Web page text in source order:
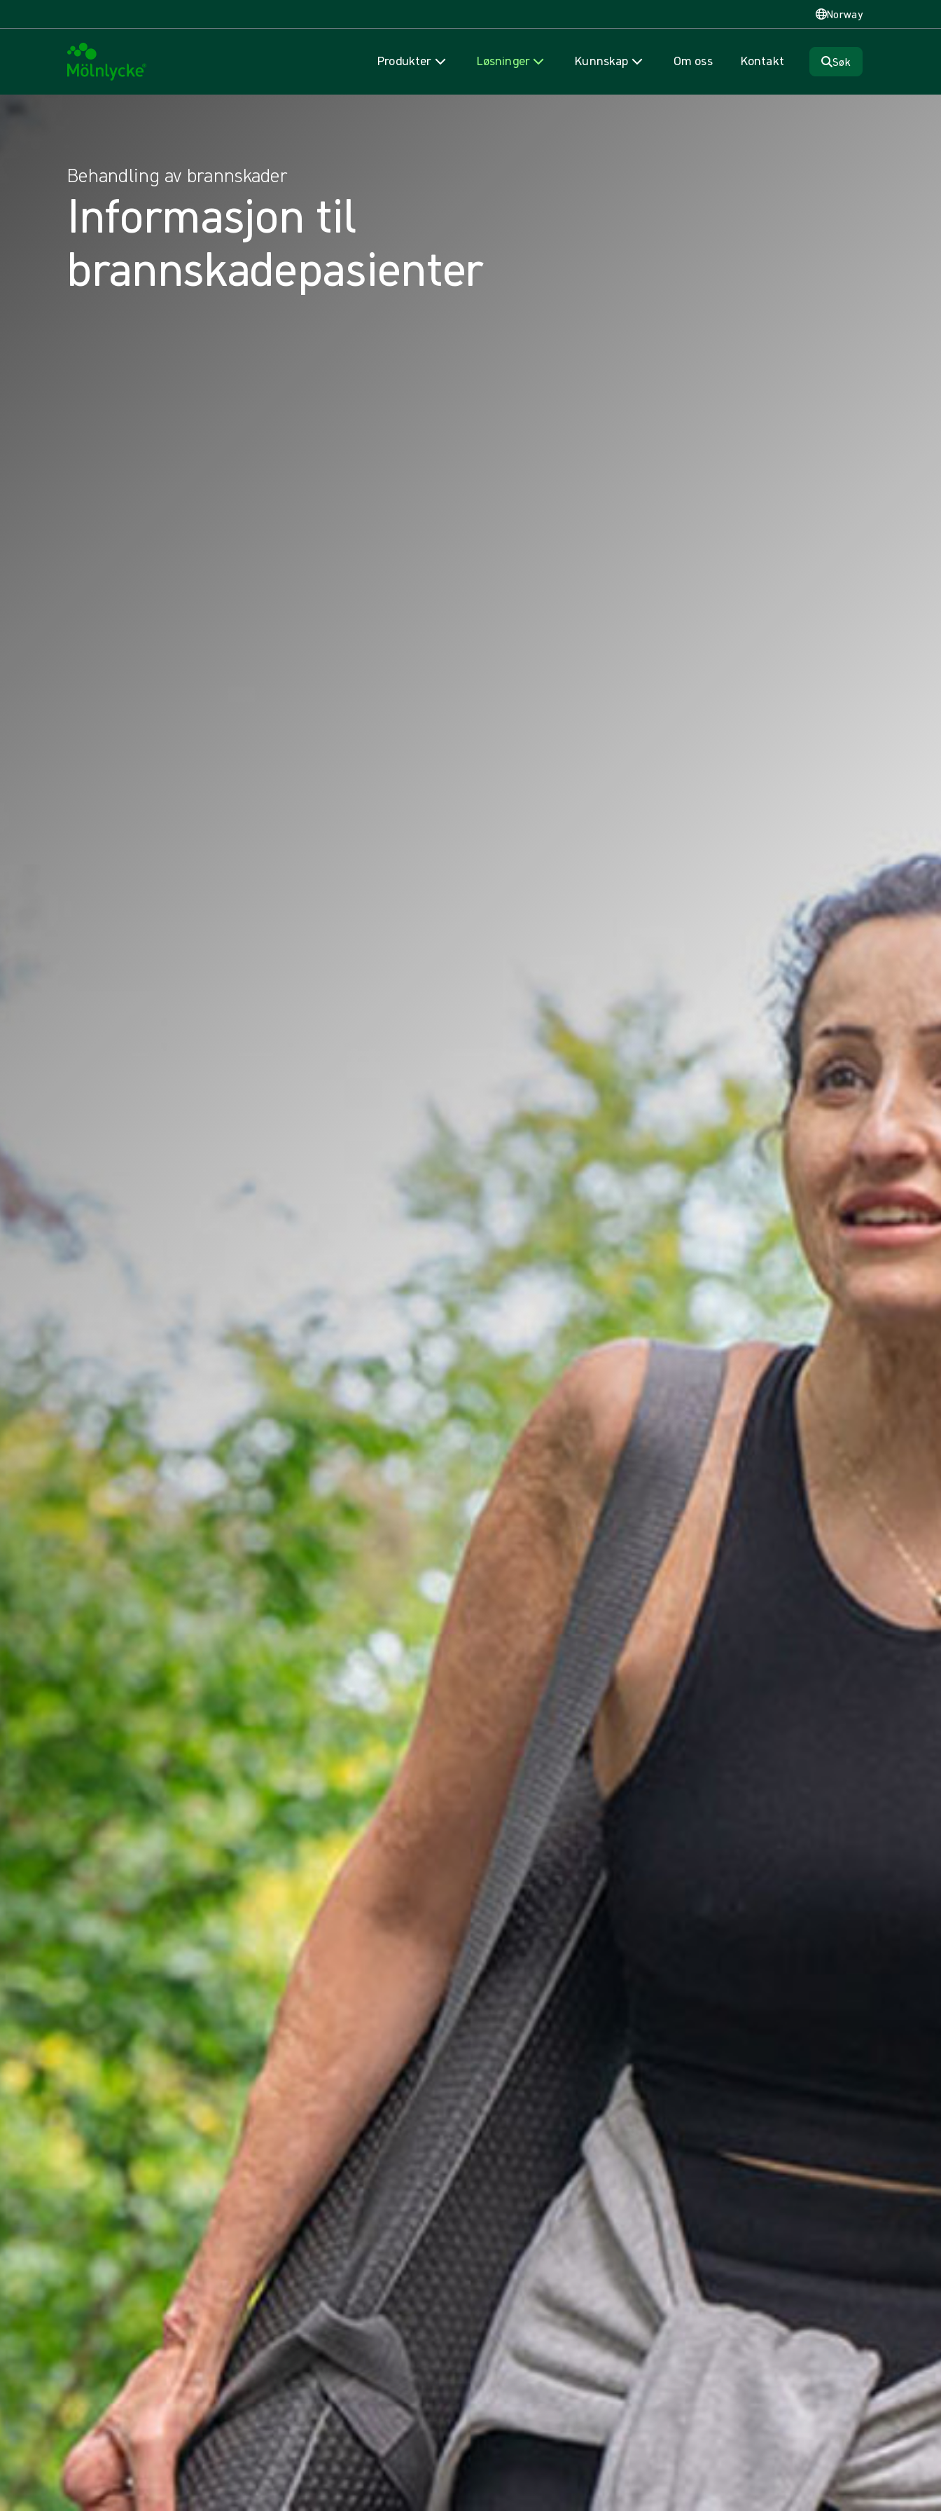
Norway
Produkter Løsninger Kunnskap Om oss Kontakt Søk
Behandling av brannskader
Informasjon til
brannskadepasienter